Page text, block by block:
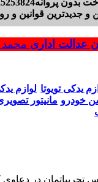
و جدیدترین قوانین
عدالت اداری
یدکی تویوتا لوازم
خودرو